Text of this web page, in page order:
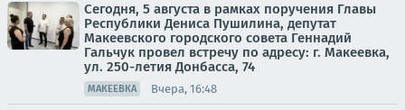
Сегодня, 5 августа в рамках поручения Главы
Республики Дениса Пушилина, депутат
Макеевского городского совета Геннадий
Гальчук провел встречу по адресу: г. Макеевка,
ул. 250-летия Донбасса, 74
МАКЕЕВКА Вчера, 16:48